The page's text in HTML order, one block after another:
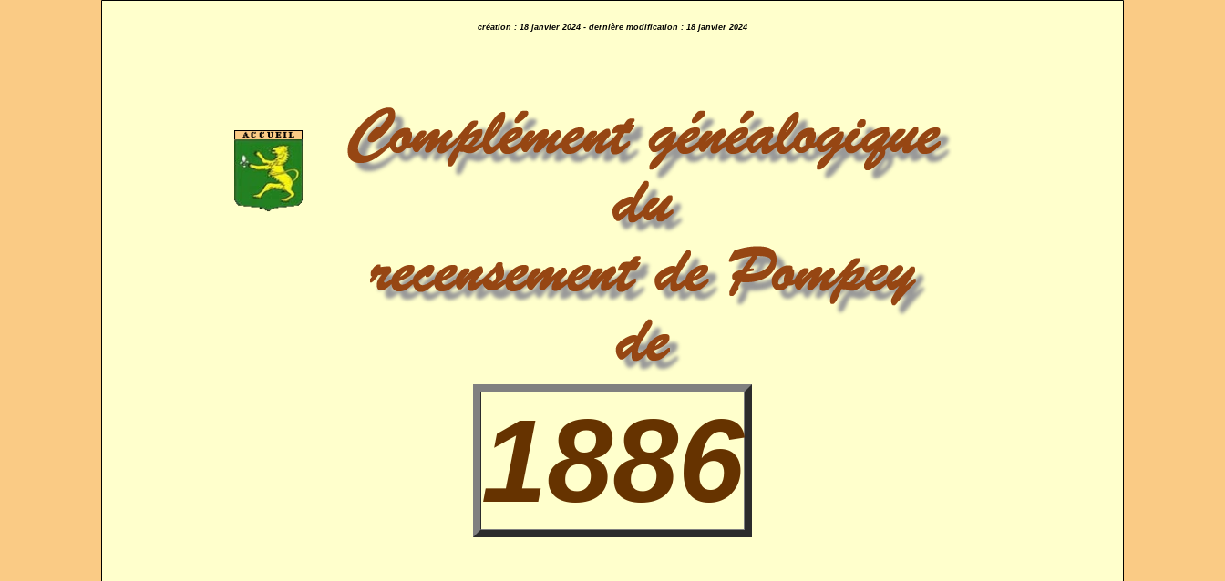
création : 18 janvier 2024 - dernière modification : 18 janvier 2024
1886